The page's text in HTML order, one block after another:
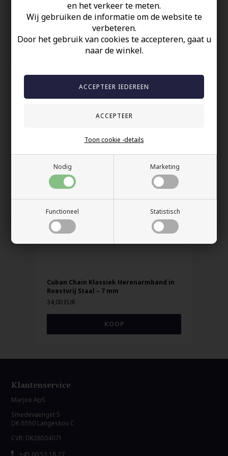
en het verkeer te meten.
Wij gebruiken de informatie om de website te
verbeteren.
Door het gebruik van cookies te accepteren, gaat u
naar de winkel.
Nodig Marketing
Functioneel Statistisch
Toon cookie -details
Op Voorraad
100% nikkelvrij sieraden
60 dagen retour
Anderen gekocht hebben ook
Cuban Chain Klassiek Herenarmband in
Roestvrij Staal – 7 mm
34,00 EUR
Klantenservice
Marjoe ApS
Smedevaenget 5
DK-5550 Langeskov C
CVR: DK28504071